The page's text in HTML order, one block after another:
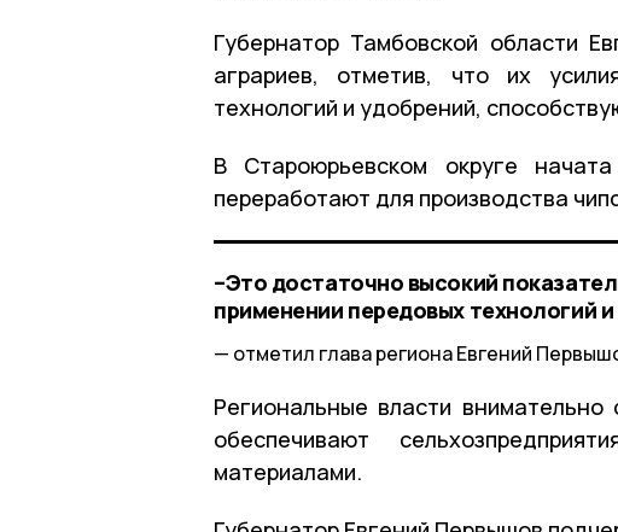
Губернатор Тамбовской области
аграриев, отметив, что их
технологий и удобрений,
В Староюрьевском округе
переработают для производства
–Это достаточно высокий
применении передовых технологий
отметил глава региона Евгений
Региональные власти
обеспечивают
материалами.